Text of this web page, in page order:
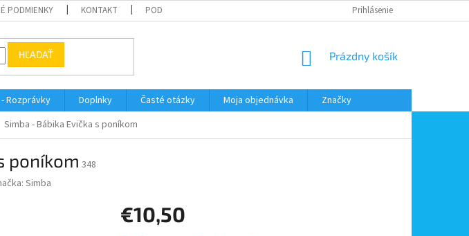
PODMIENKY KONTAKT PODMIENKY OOÚ ODSTÚPENIE OD ZMLUVY
Prihlásenie
HĽADAŤ
NÁKUPNÝ
Prázdny košík
Rozprávky Doplnky Časté otázky Moja objednávka
Značky
Simba - Bábika Evička s poníkom
poníkom 348
Simba
€10,50